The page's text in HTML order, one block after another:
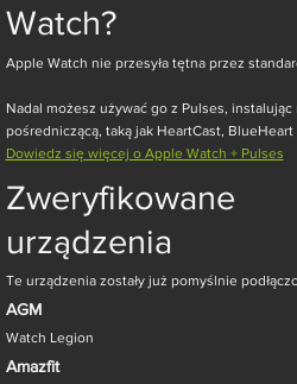
Watch?
Apple Watch nie przesyła tętna przez
Nadal możesz używać go z Pulses,
pośredniczącą, taką jak HeartCast, BlueHeart
Dowiedz się więcej o Apple Watch + Pulses
Zweryfikowane
urządzenia
Te urządzenia zostały już pomyślnie
AGM
Watch Legion
Amazfit